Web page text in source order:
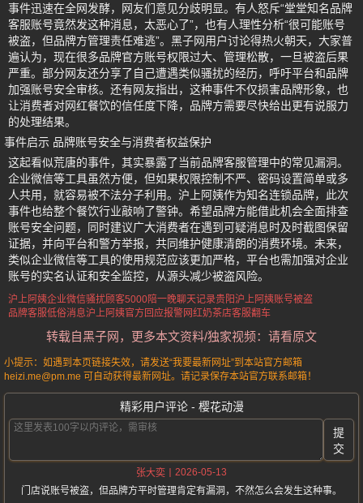
事件迅速在全网发酵，网友们意见分歧明显。有人怒斥“堂堂知名品牌
客服账号竟然发这种消息，太恶心了”，也有人理性分析“很可能账号
被盗，但品牌方管理责任难逃”。黑子网用户讨论得热火朝天，大家普
遍认为，现在很多品牌官方账号权限过大、管理松散，一旦被盗后果
严重。部分网友还分享了自己遭遇类似骚扰的经历，呼吁平台和品牌
加强账号安全审核。还有网友指出，这种事件不仅损害品牌形象，也
让消费者对网红餐饮的信任度下降，品牌方需要尽快给出更有说服力
的处理结果。
事件启示 品牌账号安全与消费者权益保护
这起看似荒唐的事件，其实暴露了当前品牌客服管理中的常见漏洞。
企业微信等工具虽然方便，但如果权限控制不严、密码设置简单或多
人共用，就容易被不法分子利用。沪上阿姨作为知名连锁品牌，此次
事件也给整个餐饮行业敲响了警钟。希望品牌方能借此机会全面排查
账号安全问题，同时建议广大消费者在遇到可疑消息时及时截图保留
证据，并向平台和警方举报，共同维护健康清朗的消费环境。未来，
类似企业微信等工具的使用规范应该更加严格，平台也需加强对企业
账号的实名认证和安全监控，从源头减少被盗风险。
沪上阿姨企业微信骚扰顾客5000陪一晚聊天记录贵阳沪上阿姨账号被盗
品牌客服低俗消息沪上阿姨官方回应报警网红奶茶店客服翻车
转载自黑子网，更多本文资料/独家视频：请看原文
小提示：如遇到本页链接失效，请发送“我要最新网址”到本站官方邮箱
heizi.me@pm.me 可自动获得最新网址。请记录保存本站官方联系邮箱！
精彩用户评论 - 樱花动漫
提
交
张大奕
2026-05-13
门店说账号被盗，但品牌方平时管理肯定有漏洞，不然怎么会发生这种事。